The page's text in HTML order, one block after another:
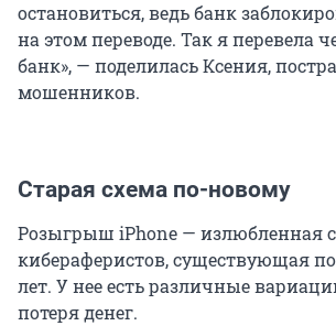
остановиться, ведь банк
на этом переводе. Так я перевела
банк», — поделилась Ксения,
мошенников.
Старая схема по-новому
Розыгрыш iPhone — излюбленная
кибераферистов, существующая
лет. У нее есть различные
потеря денег.